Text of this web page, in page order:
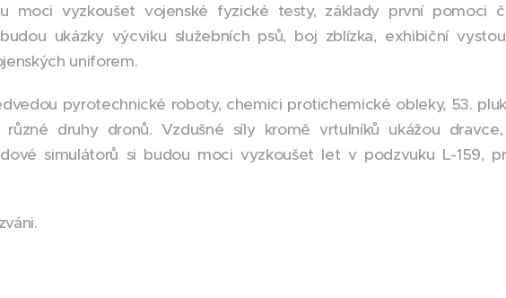
moci vyzkoušet vojenské fyzické testy, základy první pomoci
ukázky výcviku služebních psů, boj zblízka, exhibiční
uniforem.
pyrotechnické roboty, chemici protichemické obleky, 53.
různé druhy dronů. Vzdušné síly kromě vrtulníků ukážou
simulátorů si budou moci vyzkoušet let v podzvuku L-159,